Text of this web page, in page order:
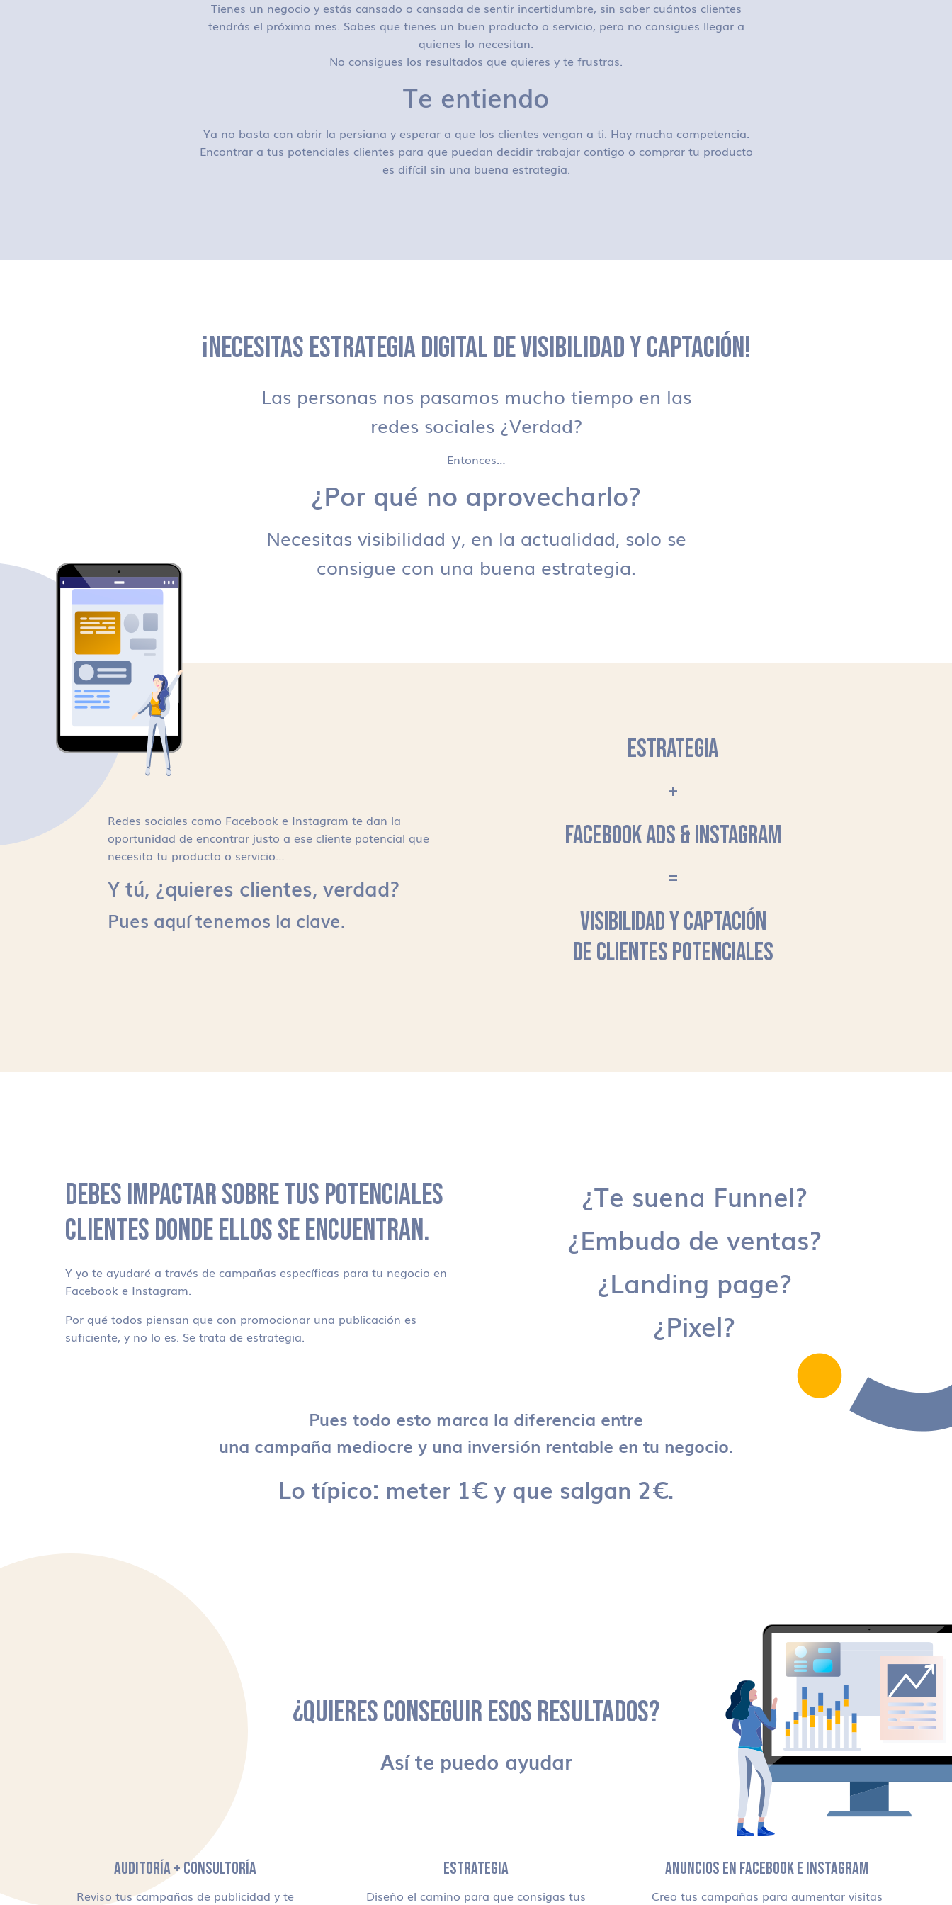
Tienes un negocio y estás cansado o cansada de sentir incertidumbre, sin saber cuántos clientes
tendrás el próximo mes. Sabes que tienes un buen producto o servicio, pero no consigues llegar a
quienes lo necesitan.
No consigues los resultados que quieres y te frustras.
Te entiendo
Ya no basta con abrir la persiana y esperar a que los clientes vengan a ti. Hay mucha competencia.
Encontrar a tus potenciales clientes para que puedan decidir trabajar contigo o comprar tu producto
es difícil sin una buena estrategia.
¡NECESITAS ESTRATEGIA DIGITAL DE VISIBILIDAD Y CAPTACIÓN!
Las personas nos pasamos mucho tiempo en las
redes sociales ¿Verdad?
Entonces…
¿Por qué no aprovecharlo?
Necesitas visibilidad y, en la actualidad, solo se
consigue con una buena estrategia.
Redes sociales como Facebook e Instagram te dan la
oportunidad de encontrar justo a ese cliente potencial que
necesita tu producto o servicio…
Y tú, ¿quieres clientes, verdad?
Pues aquí tenemos la clave.
ESTRATEGIA
+
FACEBOOK ADS & INSTAGRAM
=
VISIBILIDAD Y CAPTACIÓN
DE CLIENTES POTENCIALES
DEBES IMPACTAR SOBRE TUS POTENCIALES
CLIENTES DONDE ELLOS SE ENCUENTRAN.
Y yo te ayudaré a través de campañas específicas para tu negocio en
Facebook e Instagram.
Por qué todos piensan que con promocionar una publicación es
suficiente, y no lo es. Se trata de estrategia.
¿Te suena Funnel?
¿Embudo de ventas?
¿Landing page?
¿Pixel?
Pues todo esto marca la diferencia entre
una campaña mediocre y una inversión rentable en tu negocio.
Lo típico: meter 1€ y que salgan 2€.
¿QUIERES CONSEGUIR ESOS RESULTADOS?
Así te puedo ayudar
AUDITORÍA + CONSULTORÍA
Reviso tus campañas de publicidad y te
ESTRATEGIA
Diseño el camino para que consigas tus
ANUNCIOS EN FACEBOOK E INSTAGRAM
Creo tus campañas para aumentar visitas